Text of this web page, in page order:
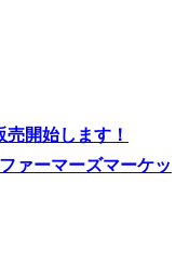
開始します！
ァーマーズマーケッ